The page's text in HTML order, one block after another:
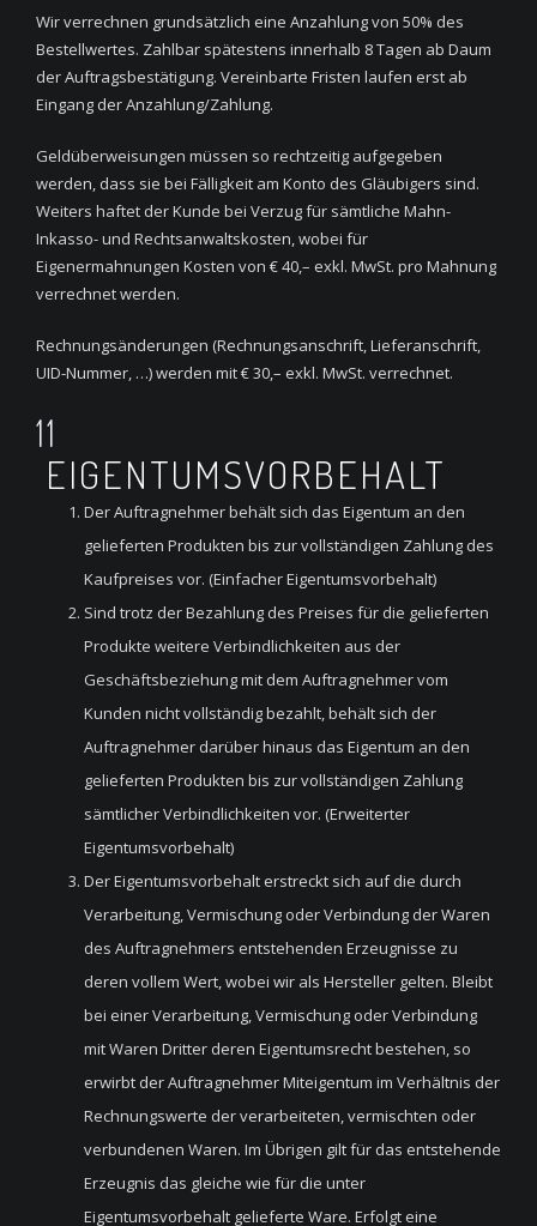
Wir verrechnen grundsätzlich eine Anzahlung von 50% des
Bestellwertes. Zahlbar spätestens innerhalb 8 Tagen ab Daum
der Auftragsbestätigung. Vereinbarte Fristen laufen erst ab
Eingang der Anzahlung/Zahlung.
Geldüberweisungen müssen so rechtzeitig aufgegeben
werden, dass sie bei Fälligkeit am Konto des Gläubigers sind.
Weiters haftet der Kunde bei Verzug für sämtliche Mahn-
Inkasso- und Rechtsanwaltskosten, wobei für
Eigenermahnungen Kosten von € 40,– exkl. MwSt. pro Mahnung
verrechnet werden.
Rechnungsänderungen (Rechnungsanschrift, Lieferanschrift,
UID-Nummer, …) werden mit € 30,– exkl. MwSt. verrechnet.
11
EIGENTUMSVORBEHALT
Der Auftragnehmer behält sich das Eigentum an den
gelieferten Produkten bis zur vollständigen Zahlung des
Kaufpreises vor. (Einfacher Eigentumsvorbehalt)
Sind trotz der Bezahlung des Preises für die gelieferten
Produkte weitere Verbindlichkeiten aus der
Geschäftsbeziehung mit dem Auftragnehmer vom
Kunden nicht vollständig bezahlt, behält sich der
Auftragnehmer darüber hinaus das Eigentum an den
gelieferten Produkten bis zur vollständigen Zahlung
sämtlicher Verbindlichkeiten vor. (Erweiterter
Eigentumsvorbehalt)
Der Eigentumsvorbehalt erstreckt sich auf die durch
Verarbeitung, Vermischung oder Verbindung der Waren
des Auftragnehmers entstehenden Erzeugnisse zu
deren vollem Wert, wobei wir als Hersteller gelten. Bleibt
bei einer Verarbeitung, Vermischung oder Verbindung
mit Waren Dritter deren Eigentumsrecht bestehen, so
erwirbt der Auftragnehmer Miteigentum im Verhältnis der
Rechnungswerte der verarbeiteten, vermischten oder
verbundenen Waren. Im Übrigen gilt für das entstehende
Erzeugnis das gleiche wie für die unter
Eigentumsvorbehalt gelieferte Ware. Erfolgt eine